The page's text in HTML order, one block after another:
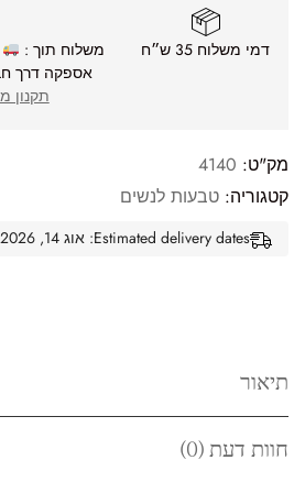
דמי משלוח 35 ש״ח משלוח תוך :
אספקה דרך
תקנון
מק"ט: 4140
קטגוריה: טבעות לנשים
Estimated delivery dates: אוג 14, 2026 - אוג 19, 2026
תיאור
חוות דעת (0)